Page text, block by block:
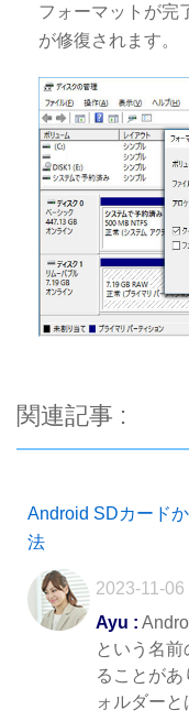
フォーマットが完
が修復されます。
関連記事 :
Android SDカード
法
2023-11-06
Ayu :
という名
ることがあ
ォルダーと